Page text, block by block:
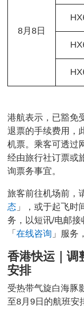
8月8日
港航表示，已豁免
退票的手续费用，
机票。乘客可透过
经由旅行社订票或
询票务事宜。
旅客前往机场前，
态 」，或于起飞时
务，以短讯/电邮接
「 在线咨询 」服务
香港快运｜调
安排
受热带气旋白海豚
至8月9日的航班安